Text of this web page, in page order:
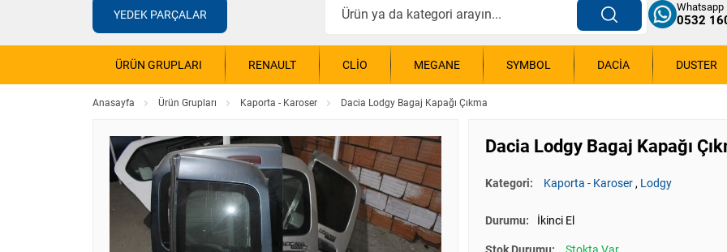
YEDEK PARÇALAR
Whatsapp
0532
ÜRÜN GRUPLARI RENAULT CLIO MEGANE SYMBOL DACIA DUSTER
Anasayfa Ürün Grupları Kaporta - Karoser Dacia Lodgy Bagaj Kapağı Çıkma
Dacia Lodgy Bagaj Kapağı
Kategori: Kaporta - Karoser, Lodgy
Durumu: İkinci El